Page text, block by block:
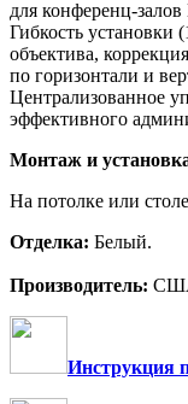
для конференц-
Гибкость установки
объектива,
по горизонтали и
Централизованное
эффективного
Монтаж и
На потолке или
Отделка: Белый.
Производитель:
Инструкция